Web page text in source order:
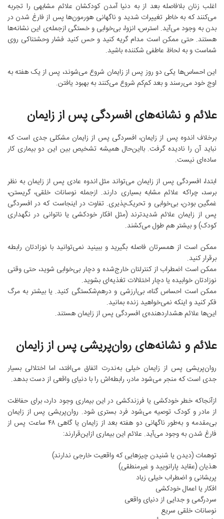
اغلب زنان بلافاصله بعد از به دنیا آمدن کودکشان علائم مشابهی را تجربه
می‌کنند که به خاطر تغییرات شدید و ناگهانی هورمون‌ها پس از فارغ شدن در
بدن به وجود می‌آید. استرس، انزوا، بی‌خوابی و خستگی ازجمله‌ی این نشانه‌ها
هستند. حتی ممکن است مدام گریه کنید و حس کنید فشار وحشتناکی روی
شماست و به لحاظ عاطفی شکننده باشید.
این احساس‌ها یکی دو روز پس از زایمان شروع می‌شوند، پس از یک هفته به
اوج خود می‌رسند و بعد کم‌کم شروع می‌کنند به بهبود یافتن.
علائم و نشانه‌های افسردگی پس از زایمان
برخلاف اندوه پس از زایمان، افسردگی پس از زایمان مشکلی جدی است که
نباید آن را نادیده گرفت. بااین‌حال همیشه تشخیص بین این دو بیماری کار
ساده‌ای نیست.
ابتدا، افسردگی پس از زایمان می‌تواند مثل اندوه عادی پس از زایمان به نظر
برسد، چراکه علائم مشابه بسیاری دارند. ازجمله نوسانات خلقی، گریستن،
غمگین بودن، بی‌خوابی و تحریک‌پذیری. تفاوت در اینجاست که در افسردگی
پس از زایمان علائم شدیدترند (مثل افکار خودکشی یا ناتوانی در نگهداری
کودک) و بیشتر هم طول می‌کشند.
ممکن است از همسرتان فاصله بگیرید و ببینید نمی‌توانید با نوزادتان رابطه
برقرار کنید.
ممکن است اضطراب از کنترلتان خارج‌شده و دچار بی‌خوابی شوید، حتی وقتی
نوزادتان خوابیده یا دچار اختلالات تغذیه‌ای بشوید.
ممکن است احساس گناه، بی‌ارزشی و درهم‌شکستگی کنید. یا بیشتر به مرگ
فکر کنید و اینکه نمی‌خواهید زنده بمانید.
این‌ها علائم هشداردهنده‌ی افسردگی پس از زایمان هستند.
علائم و نشانه‌های روان‌پریشی پس از زایمان
روان‌پریشی پس از زایمان خیلی به‌ندرت اتفاق می‌افتد، اما اختلالی بسیار
جدی است که منجر می‌شود مادر، رابطه‌اش را با دنیای واقعی از دست بدهد.
ازآنجاکه خطر خودکشی یا فرزندکشی در این بیماری وجود دارد، برای حفاظت
از مادر و کودک توصیه می‌شود فرد بستری شود. روان‌پریشی پس از زایمان
بی‌مقدمه و به‌طور ناگهانی دو هفته بعد از زایمان یا گاهی ۴۸ ساعت پس از
فارغ شدن به وجود می‌آید. علائم این بیماری ازاین‌قرارند:
توهمات (دیدن یا شنیدن چیزهایی که واقعیت خارجی ندارند)
هذیان (عقاید پارانویید و غیرمنطقی)
پریشانی و اضطراب خیلی زیاد
افکار یا اعمال خودکشی
سردرگمی و جدایی از دنیای واقعی
نوسانات خلقی سریع